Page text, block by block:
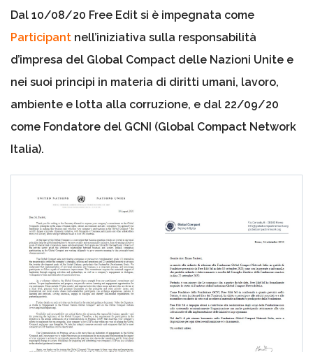
Dal 10/08/20 Free Edit si è impegnata come
Participant nell’iniziativa sulla responsabilità
d’impresa del Global Compact delle Nazioni Unite e
nei suoi principi in materia di diritti umani, lavoro,
ambiente e lotta alla corruzione, e dal 22/09/20
come Fondatore del GCNI (Global Compact Network
Italia).